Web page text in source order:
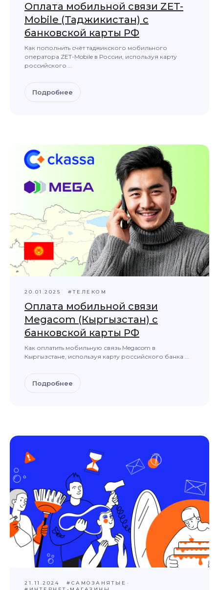
Оплата мобильной связи ZET-
Mobile (Таджикистан) с
банковской карты РФ
Как пополнить счёт таджикского мобильного
оператора ZET-Mobile в России, используя карту
российского ...
Подробнее
20.01.2025 #ТЕЛЕКОМ
Оплата мобильной связи
Megacom (Кыргызстан) с
банковской карты РФ
Как оплатить мобильную связь Megacom в
Кыргызстане, используя карту российского банка ...
Подробнее
21.11.2024
#САМОЗАНЯТЫЕ